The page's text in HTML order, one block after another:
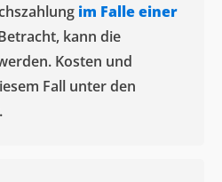
im Falle einer
kann die
Kosten und
Fall unter den